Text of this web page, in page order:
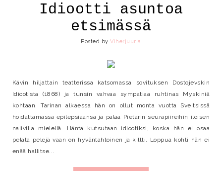
Idiootti asuntoa
etsimässä
Posted byViherjuuria
Kävin hiljattain teatterissa katsomassa sovituksen Dostojevskin
Idiootista (1868) ja tunsin vahvaa sympatiaa ruhtinas Myskiniä
kohtaan. Tarinan alkaessa hän on ollut monta vuotta Sveitsissä
hoidattamassa epilepsiaansa ja palaa Pietarin seurapiireihin iloisen
naiivilla mielellä. Häntä kutsutaan idiootiksi, koska hän ei osaa
pelata pelejä vaan on hyväntahtoinen ja kiltti. Loppua kohti hän ei
enää hallitse...